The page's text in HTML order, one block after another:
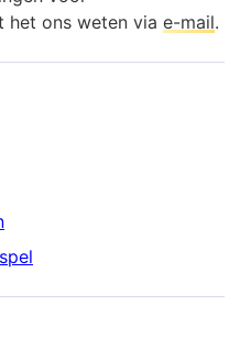
het ons weten via e-mail.